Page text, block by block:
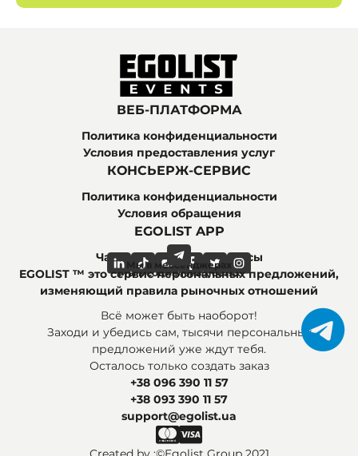
ВЕБ-ПЛАТФОРМА
Политика конфиденциальности
Условия предоставления услуг
КОНСЬЕРЖ-СЕРВИС
Политика конфиденциальности
Условия обращения
EGOLIST APP
Часто задаваемые вопросы
Мы в социальных сетях
Мы в мессенджерах
EGOLIST ™ это сервис персональных предложений,
изменяющий правила рыночных отношений
Всё может быть наоборот!
Заходи и убедись сам, тысячи персональных
предложений уже ждут тебя.
Осталось только создать заказ
+38 096 390 11 57
+38 093 390 11 57
support@egolist.ua